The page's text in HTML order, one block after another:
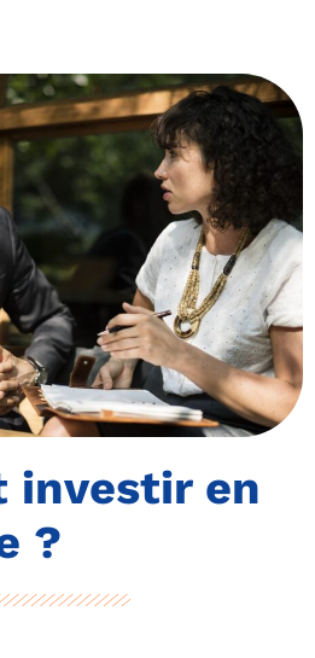
investir en
?